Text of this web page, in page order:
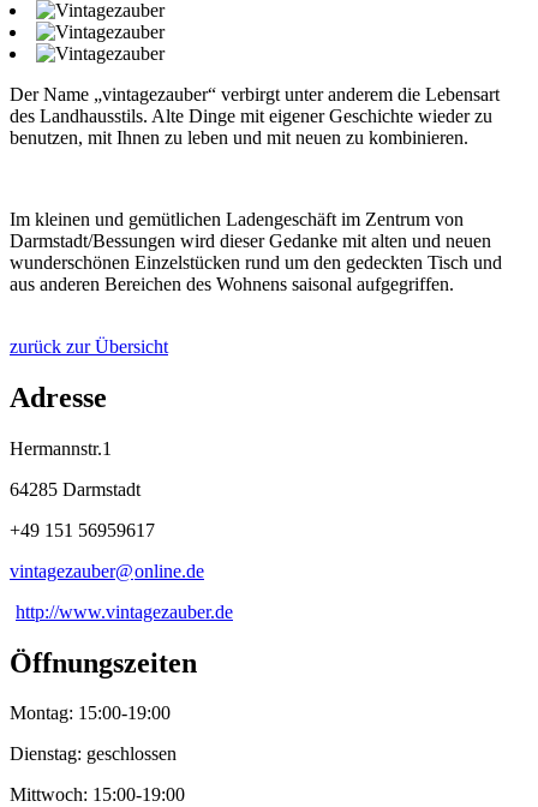
Der Name „vintagezauber“ verbirgt unter anderem die Lebensart
des Landhausstils. Alte Dinge mit eigener Geschichte wieder zu
benutzen, mit Ihnen zu leben und mit neuen zu kombinieren.
Im kleinen und gemütlichen Ladengeschäft im Zentrum von
Darmstadt/Bessungen wird dieser Gedanke mit alten und neuen
wunderschönen Einzelstücken rund um den gedeckten Tisch und
aus anderen Bereichen des Wohnens saisonal aufgegriffen.
zurück zur Übersicht
Adresse
Hermannstr.1
64285 Darmstadt
+49 151 56959617
vintagezauber@online.de
http://www.vintagezauber.de
Öffnungszeiten
Montag: 15:00-19:00
Dienstag: geschlossen
Mittwoch: 15:00-19:00